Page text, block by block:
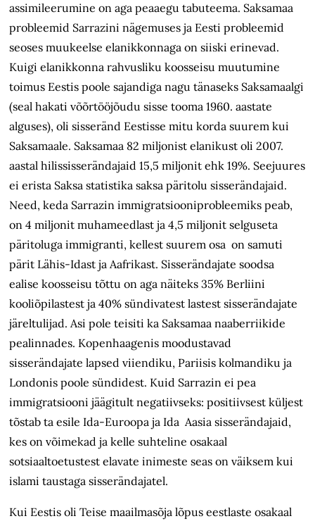
assimileerumine on aga peaaegu tabuteema. Saksamaa
probleemid Sarrazini nägemuses ja Eesti probleemid
seoses muukeelse elanikkonnaga on siiski erinevad.
Kuigi elanikkonna rahvusliku koosseisu muutumine
toimus Eestis poole sajandiga nagu tänaseks Saksamaalgi
(seal hakati võõrtööjõudu sisse tooma 1960. aastate
alguses), oli sisseränd Eestisse mitu korda suurem kui
Saksamaale. Saksamaa 82 miljonist elanikust oli 2007.
aastal hilississerändajaid 15,5 miljonit ehk 19%. Seejuures
ei erista Saksa statistika saksa päritolu sisserändajaid.
Need, keda Sarrazin immigratsiooniprobleemiks peab,
on 4 miljonit muhameedlast ja 4,5 miljonit selguseta
päritoluga immigranti, kellest suurem osa on samuti
pärit Lähis-Idast ja Aafrikast. Sisserändajate soodsa
ealise koosseisu tõttu on aga näiteks 35% Berliini
kooliõpilastest ja 40% sündivatest lastest sisserändajate
järeltulijad. Asi pole teisiti ka Saksamaa naaberriikide
pealinnades. Kopenhaagenis moodustavad
sisserändajate lapsed viiendiku, Pariisis kolmandiku ja
Londonis poole sündidest. Kuid Sarrazin ei pea
immigratsiooni jäägitult negatiivseks: positiivsest küljest
tõstab ta esile Ida-Euroopa ja Ida Aasia sisserändajaid,
kes on võimekad ja kelle suhteline osakaal
sotsiaaltoetustest elavate inimeste seas on väiksem kui
islami taustaga sisserändajatel.
Kui Eestis oli Teise maailmasõja lõpus eestlaste osakaal